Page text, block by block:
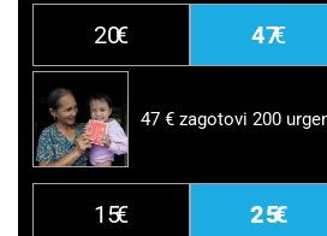
20 47
47 € zagotovi 200
15 25